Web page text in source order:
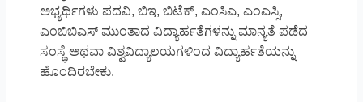
ಅಭ್ಯರ್ಥಿಗಳು ಪದವಿ, ಬಿಇ, ಬಿಟೆಕ್, ಎಂಸಿಎ, ಎಂಎಸ್ಸಿ,
ಎಂಬಿಬಿಎಸ್ ಮುಂತಾದ ವಿದ್ಯಾರ್ಹತೆಗಳನ್ನು ಮಾನ್ಯತೆ ಪಡೆದ
ಸಂಸ್ಥೆ ಅಥವಾ ವಿಶ್ವವಿದ್ಯಾಲಯಗಳಿಂದ ವಿದ್ಯಾರ್ಹತೆಯನ್ನು
ಹೊಂದಿರಬೇಕು.